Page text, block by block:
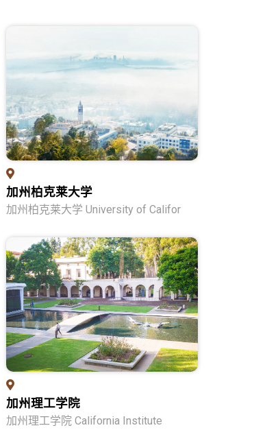
加州柏克莱大学
加州柏克莱大学 University of Califor
加州理工学院
加州理工学院 California Institute